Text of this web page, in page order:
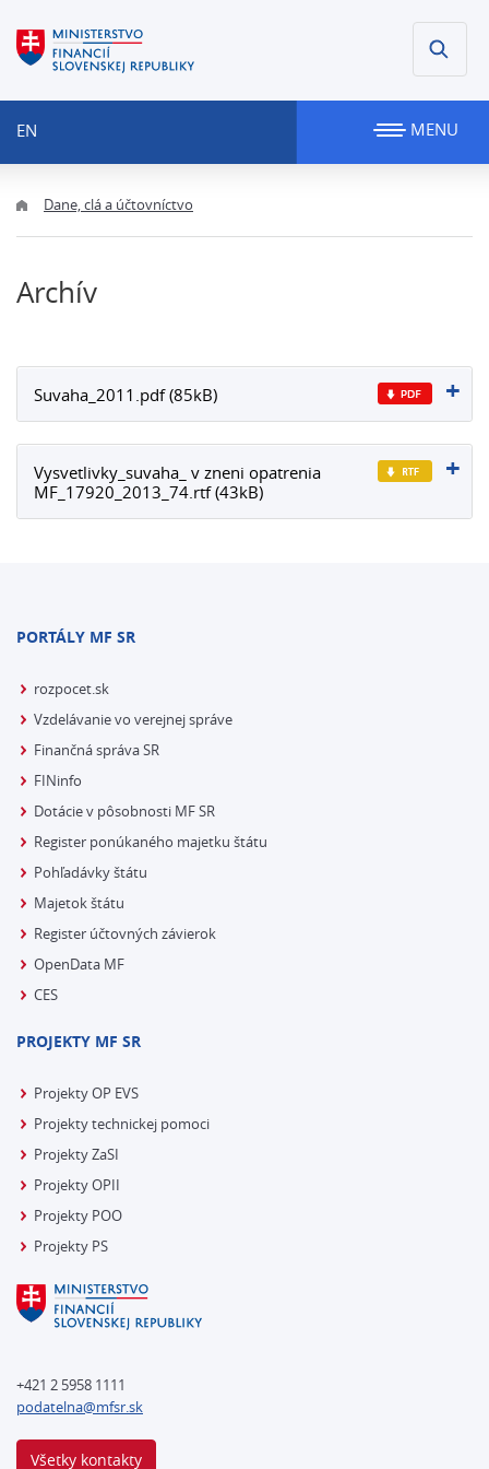
EN MENU
Dane, clá a účtovníctvo
Archív
Suvaha_2011.pdf (85kB)
Vysvetlivky_suvaha_ v zneni opatrenia
MF_17920_2013_74.rtf (43kB)
PORTÁLY MF SR
rozpocet.sk
Vzdelávanie vo verejnej správe
Finančná správa SR
FINinfo
Dotácie v pôsobnosti MF SR
Register ponúkaného majetku štátu
Pohľadávky štátu
Majetok štátu
Register účtovných závierok
OpenData MF
CES
PROJEKTY MF SR
Projekty OP EVS
Projekty technickej pomoci
Projekty ZaSI
Projekty OPII
Projekty POO
Projekty PS
+421 2 5958 1111
podatelna@mfsr.sk
Všetky kontakty